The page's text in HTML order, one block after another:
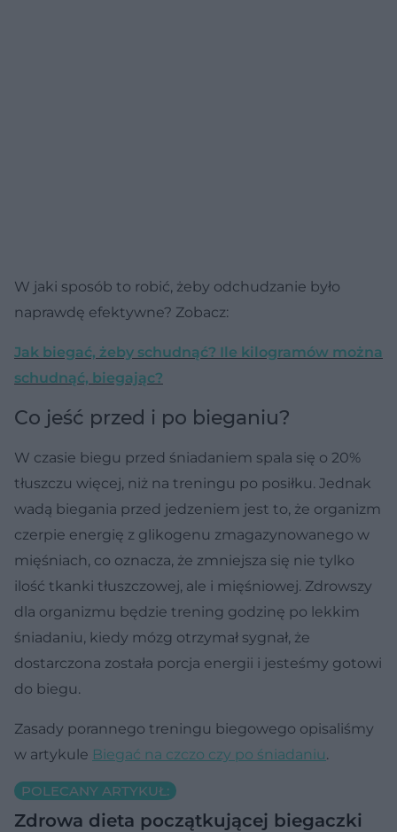
W jaki sposób to robić, żeby odchudzanie było
naprawdę efektywne? Zobacz:
Jak biegać, żeby schudnąć? Ile kilogramów można
schudnąć, biegając?
Co jeść przed i po bieganiu?
W czasie biegu przed śniadaniem spala się o 20%
tłuszczu więcej, niż na treningu po posiłku. Jednak
wadą biegania przed jedzeniem jest to, że organizm
czerpie energię z glikogenu zmagazynowanego w
mięśniach, co oznacza, że zmniejsza się nie tylko
ilość tkanki tłuszczowej, ale i mięśniowej. Zdrowszy
dla organizmu będzie trening godzinę po lekkim
śniadaniu, kiedy mózg otrzymał sygnał, że
dostarczona została porcja energii i jesteśmy gotowi
do biegu.
Zasady porannego treningu biegowego opisaliśmy
w artykule Biegać na czczo czy po śniadaniu.
POLECANY ARTYKUŁ:
Zdrowa dieta początkującej biegaczki